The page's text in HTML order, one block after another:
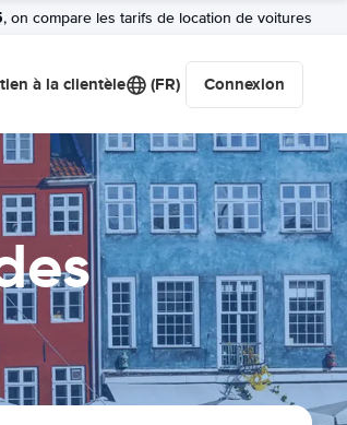
, on compare les tarifs de location de voitures
à la clientèle (FR) Connexion